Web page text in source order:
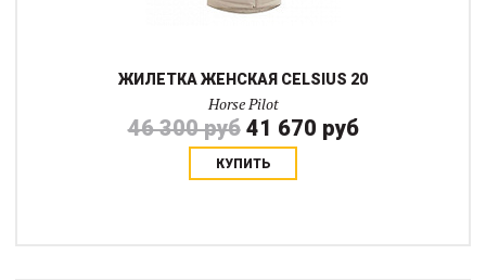
ЖИЛЕТКА ЖЕНСКАЯ CELSIUS 20
Horse Pilot
46 300 руб 41 670 руб
КУПИТЬ